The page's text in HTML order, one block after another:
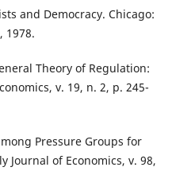
and Democracy. Chicago:
1978.
Theory of Regulation:
v. 19, n. 2, p. 245-
Pressure Groups for
Journal of Economics, v. 98,